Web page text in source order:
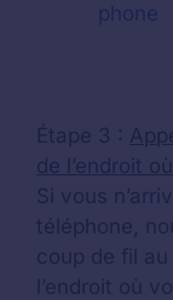
phone
Étape 3 :
de l’endroit
Si vous
téléphone,
coup de fil
l’endroit où